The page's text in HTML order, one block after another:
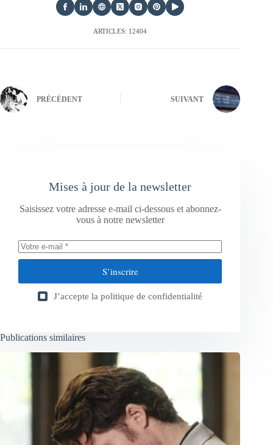
ARTICLES: 12404
PRÉCÉDENT SUIVANT
Mises à jour de la newsletter
Saisissez votre adresse e-mail ci-dessous et abonnez-
vous à notre newsletter
S’inscrire
J’accepte la politique de confidentialité
Publications similaires